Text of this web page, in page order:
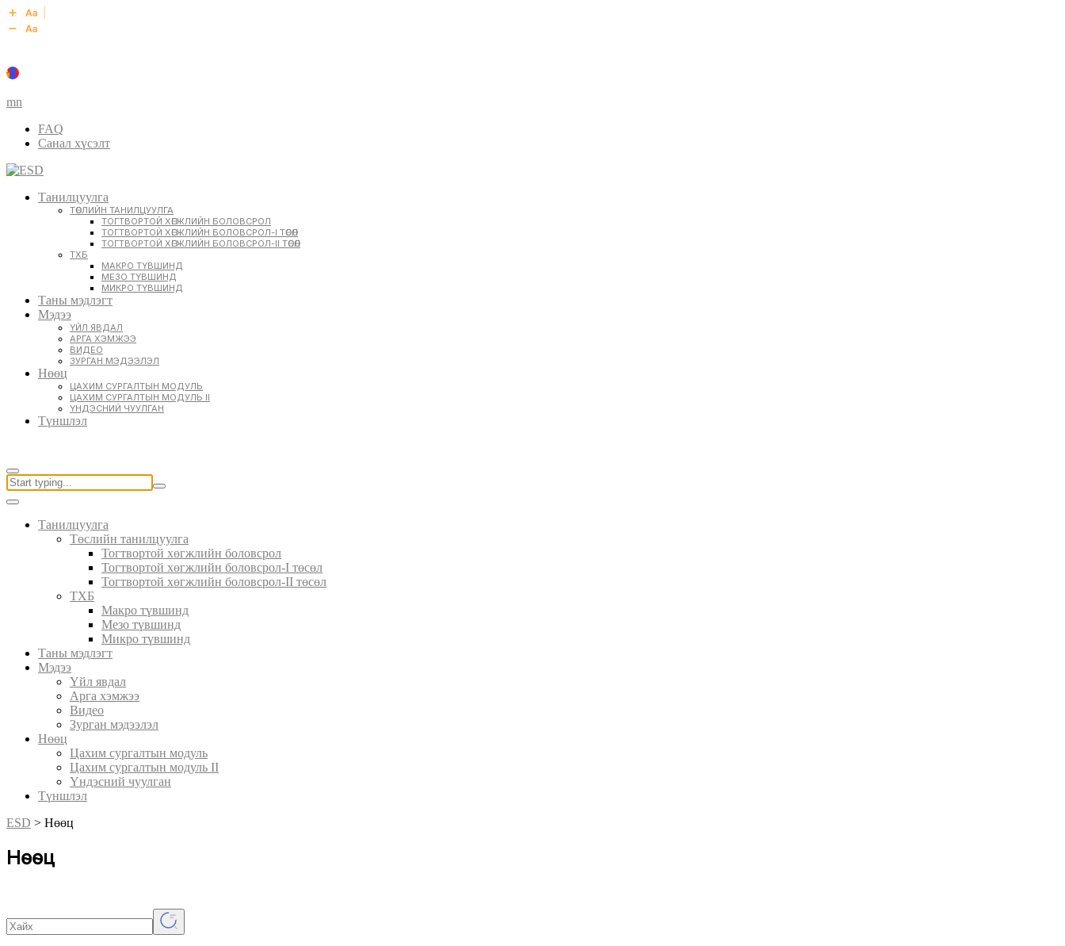
mn
FAQ
Санал хүсэлт
Танилцуулга
ТӨСЛИЙН ТАНИЛЦУУЛГА
ТОГТВОРТОЙ ХӨГЖЛИЙН БОЛОВСРОЛ
ТОГТВОРТОЙ ХӨГЖЛИЙН БОЛОВСРОЛ-I ТӨСӨЛ
ТОГТВОРТОЙ ХӨГЖЛИЙН БОЛОВСРОЛ-II ТӨСӨЛ
ТХБ
МАКРО ТҮВШИНД
МЕЗО ТҮВШИНД
МИКРО ТҮВШИНД
Таны мэдлэгт
Мэдээ
ҮЙЛ ЯВДАЛ
АРГА ХЭМЖЭЭ
ВИДЕО
ЗУРГАН МЭДЭЭЛЭЛ
Нөөц
ЦАХИМ СУРГАЛТЫН МОДУЛЬ
ЦАХИМ СУРГАЛТЫН МОДУЛЬ II
ҮНДЭСНИЙ ЧУУЛГАН
Түншлэл
Танилцуулга
Төслийн танилцуулга
Тогтвортой хөгжлийн боловсрол
Тогтвортой хөгжлийн боловсрол-I төсөл
Тогтвортой хөгжлийн боловсрол-II төсөл
ТХБ
Макро түвшинд
Мезо түвшинд
Микро түвшинд
Таны мэдлэгт
Мэдээ
Үйл явдал
Арга хэмжээ
Видео
Зурган мэдээлэл
Нөөц
Цахим сургалтын модуль
Цахим сургалтын модуль II
Үндэсний чуулган
Түншлэл
ESD > Нөөц
Нөөц